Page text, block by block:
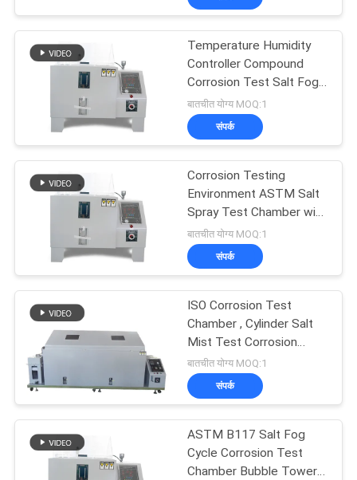
बारे
दौरा
नियंत्रण
हमसे
संपर्क
समाचार
मामले
Temperature Humidity
Controller Compound
Corrosion Test Salt Fog
Test Chamber
बातचीत योग्य MOQ:1
संपर्क
Corrosion Testing
Environment ASTM Salt
Spray Test Chamber with
CIF FOB
बातचीत योग्य MOQ:1
संपर्क
ISO Corrosion Test
Chamber , Cylinder Salt
Mist Test Corrosion
Testing
बातचीत योग्य MOQ:1
संपर्क
ASTM B117 Salt Fog
Cycle Corrosion Test
Chamber Bubble Tower